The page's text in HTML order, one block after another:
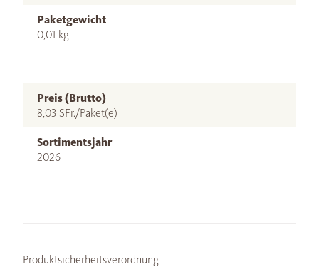
Paketgewicht
0,01 kg
Preis (Brutto)
8,03 SFr./Paket(e)
Sortimentsjahr
2026
Produktsicherheitsverordnung